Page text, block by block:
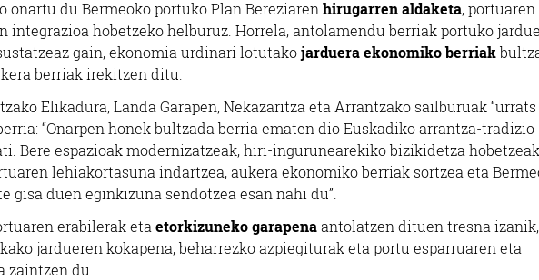
du Bermeoko portuko Plan Bereziaren hirugarren aldaketa, portuaren
integrazioa hobetzeko helburuz. Horrela, antolamendu berriak portuko
gain, ekonomia urdinari lotutakojarduera ekonomiko berriak
berriak irekitzen ditu.
Elikadura, Landa Garapen, Nekazaritza eta Arrantzako sailburuak “urrats
“Onarpen honek bultzada berria ematen dio Euskadiko arrantza-tradizio
Bere espazioak modernizatzeak, hiri-ingurunearekiko bizikidetza
lehiakortasuna indartzea, aukera ekonomiko berriak sortzea eta
gisa duen eginkizuna sendotzea esan nahi du”.
erabilerak eta etorkizuneko garapenaantolatzen dituen tresna izanik,
jardueren kokapena, beharrezko azpiegiturak eta portu esparruaren eta
zaintzen du.